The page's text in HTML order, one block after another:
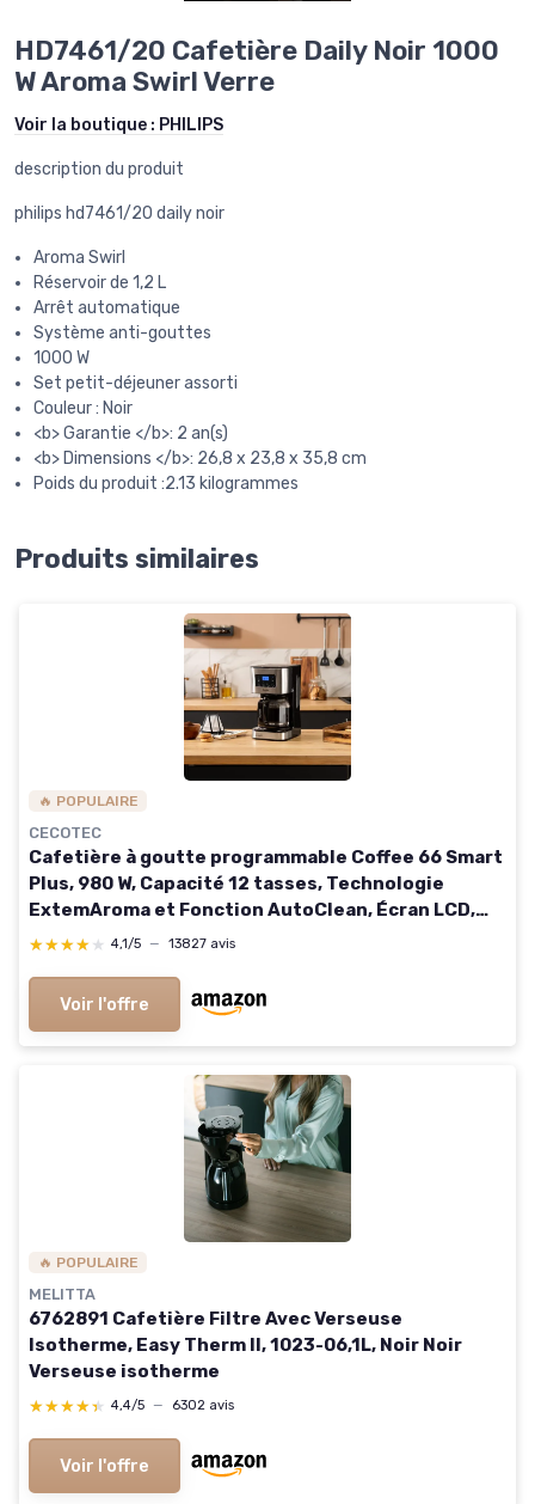
HD7461/20 Cafetière Daily Noir 1000
W Aroma Swirl Verre
Voir la boutique : PHILIPS
description du produit
philips hd7461/20 daily noir
Aroma Swirl
Réservoir de 1,2 L
Arrêt automatique
Système anti-gouttes
1000 W
Set petit-déjeuner assorti
Couleur : Noir
<b> Garantie </b>: 2 an(s)
<b> Dimensions </b>: 26,8 x 23,8 x 35,8 cm
Poids du produit :2.13 kilogrammes
Produits similaires
🔥 POPULAIRE
CECOTEC
Cafetière à goutte programmable Coffee 66 Smart
Plus, 980 W, Capacité 12 tasses, Technologie
ExtemAroma et Fonction AutoClean, Écran LCD,
Finitions en acier inoxydable, 1,5 L - 12 Tasses
★★★★★
★★★★★ 4,1/5 — 13827 avis
Voir l'offre
🔥 POPULAIRE
MELITTA
6762891 Cafetière Filtre Avec Verseuse
Isotherme, Easy Therm II, 1023-06,1L, Noir Noir
Verseuse isotherme
★★★★★
★★★★★ 4,4/5 — 6302 avis
Voir l'offre